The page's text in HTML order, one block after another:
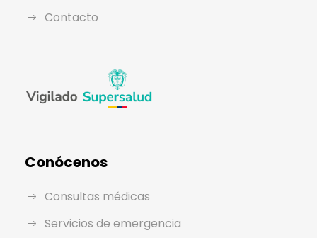
Contacto
Conócenos
Consultas médicas
Servicios de emergencia